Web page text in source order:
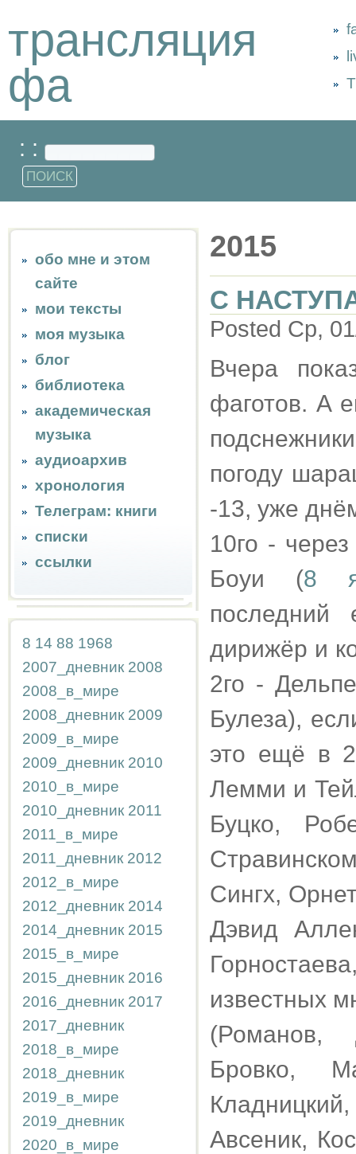
трансляция
фа
: :
обо мне и этом
сайте
мои тексты
моя музыка
блог
библиотека
академическая
музыка
аудиоархив
хронология
Телеграм: книги
списки
ссылки
8 14 88 1968
2007_дневник 2008
2008_в_мире
2008_дневник 2009
2009_в_мире
2009_дневник 2010
2010_в_мире
2010_дневник 2011
2011_в_мире
2011_дневник 2012
2012_в_мире
2012_дневник 2014
2014_дневник 2015
2015_в_мире
2015_дневник 2016
2016_дневник 2017
2017_дневник
2018_в_мире
2018_дневник
2019_в_мире
2019_дневник
2020_в_мире
2015
С
Posted Ср,
Вчера
фаготов. А
погоду
-13, уже
10го -
Боуи (8
дирижёр и
2го -
Булеза),
это ещё в
Лемми и
Буцко,
Сингх,
Дэвид
известных
(Романов,
Бровко,
Авсеник,